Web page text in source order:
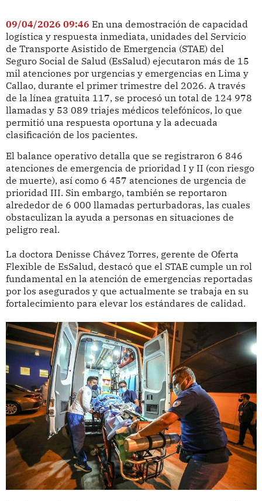
09/04/2026 09:46 En una demostración de capacidad
logística y respuesta inmediata, unidades del Servicio
de Transporte Asistido de Emergencia (STAE) del
Seguro Social de Salud (EsSalud) ejecutaron más de 15
mil atenciones por urgencias y emergencias en Lima y
Callao, durante el primer trimestre del 2026. A través
de la línea gratuita 117, se procesó un total de 124 978
llamadas y 53 089 triajes médicos telefónicos, lo que
permitió una respuesta oportuna y la adecuada
clasificación de los pacientes.
El balance operativo detalla que se registraron 6 846
atenciones de emergencia de prioridad I y II (con riesgo
de muerte), así como 6 457 atenciones de urgencia de
prioridad III. Sin embargo, también se reportaron
alrededor de 6 000 llamadas perturbadoras, las cuales
obstaculizan la ayuda a personas en situaciones de
peligro real.
La doctora Denisse Chávez Torres, gerente de Oferta
Flexible de EsSalud, destacó que el STAE cumple un rol
fundamental en la atención de emergencias reportadas
por los asegurados y que actualmente se trabaja en su
fortalecimiento para elevar los estándares de calidad.